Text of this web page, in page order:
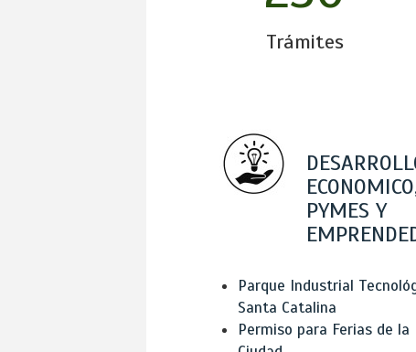
Trámites
PYMES Y
Parque Industrial
Santa Catalina
Permiso para Ferias de la